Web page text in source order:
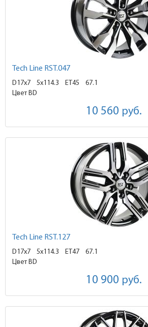
Tech Line RST.047
D17x7 5x114.3 ET45
67.1
Цвет BD
10 560 руб.
Tech Line RST.127
D17x7 5x114.3 ET47
67.1
Цвет BD
10 900 руб.